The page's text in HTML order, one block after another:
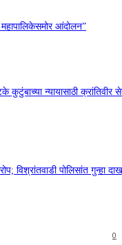
महापालिकेसमोर आंदोलन”
न्यायासाठी क्रांतिवीर
विश्रांतवाडी पोलिसांत गुन्हा
0